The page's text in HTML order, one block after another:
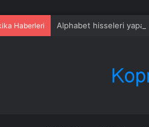
Haberleri Alphabet hisseleri yapay